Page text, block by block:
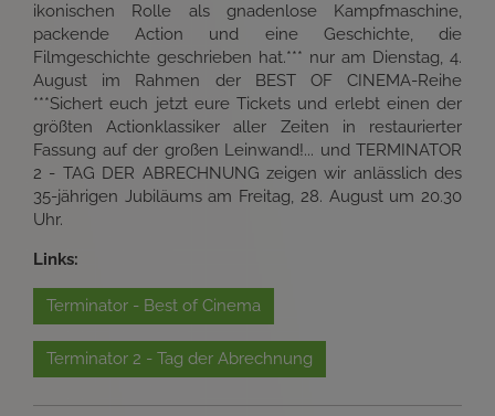
ikonischen Rolle als gnadenlose Kampfmaschine,
packende Action und eine Geschichte, die
Filmgeschichte geschrieben hat.*** nur am Dienstag, 4.
August im Rahmen der BEST OF CINEMA-Reihe
***Sichert euch jetzt eure Tickets und erlebt einen der
größten Actionklassiker aller Zeiten in restaurierter
Fassung auf der großen Leinwand!... und TERMINATOR
2 - TAG DER ABRECHNUNG zeigen wir anlässlich des
35-jährigen Jubiläums am Freitag, 28. August um 20.30
Uhr.
Links:
Terminator - Best of Cinema
Terminator 2 - Tag der Abrechnung